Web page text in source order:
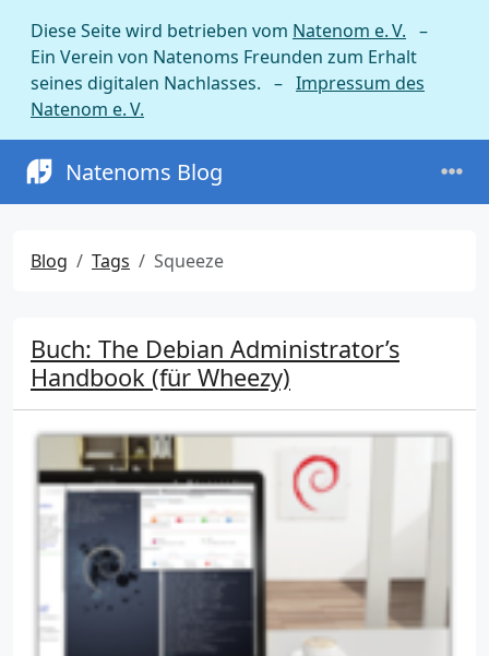
Diese Seite wird betrieben vom Natenom e. V. –
Ein Verein von Natenoms Freunden zum Erhalt
seines digitalen Nachlasses. – Impressum des
Natenom e. V.
Natenoms Blog
Blog Tags Squeeze
Buch: The Debian Administrator’s
Handbook (für Wheezy)